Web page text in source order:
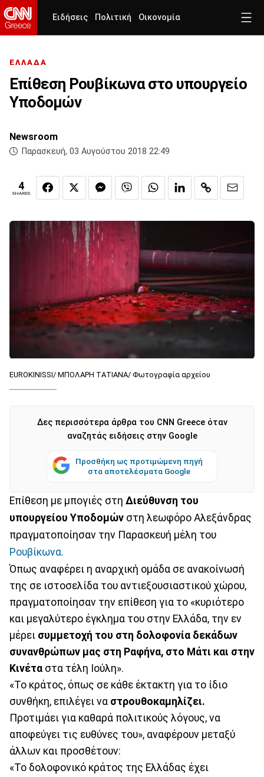
Ειδήσεις Πολιτική Οικονομία
ΕΛΛΑΔΑ
Επίθεση Ρουβίκωνα στο υπουργείο
Υποδομών
Newsroom
Παρασκευή, 03 Αυγούστου 2018 22:49
4
SHARES
EUROKINISSI/ ΜΠΟΛΑΡΗ ΤΑΤΙΑΝΑ/ Φωτογραφία αρχείου
Δες περισσότερα άρθρα του CNN Greece όταν
αναζητάς ειδήσεις στην Google
Προσθήκη ως προτιμώμενη πηγή
στα αποτελέσματα Google
Επίθεση με μπογιές στη Διεύθυνση του
υπουργείου Υποδομών στη λεωφόρο Αλεξάνδρας
πραγματοποίησαν την Παρασκευή μέλη του
Ρουβίκωνα.
Όπως αναφέρει η αναρχική ομάδα σε ανακοίνωσή
της σε ιστοσελίδα του αντιεξουσιαστικού χώρου,
πραγματοποίησαν την επίθεση για το «κυριότερο
και μεγαλύτερο έγκλημα του στην Ελλάδα, την εν
μέρει συμμετοχή του στη δολοφονία δεκάδων
συνανθρώπων μας στη Ραφήνα, στο Μάτι και στην
Κινέτα στα τέλη Ιούλη».
«Το κράτος, όπως σε κάθε έκτακτη για το ίδιο
συνθήκη, επιλέγει να στρουθοκαμηλίζει.
Προτιμάει για καθαρά πολιτικούς λόγους, να
αποφεύγει τις ευθύνες του», αναφέρουν μεταξύ
άλλων και προσθέτουν:
«Το δολοφονικό κράτος της Ελλάδας έχει